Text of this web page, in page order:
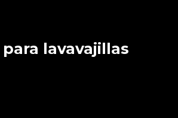
para lavavajillas